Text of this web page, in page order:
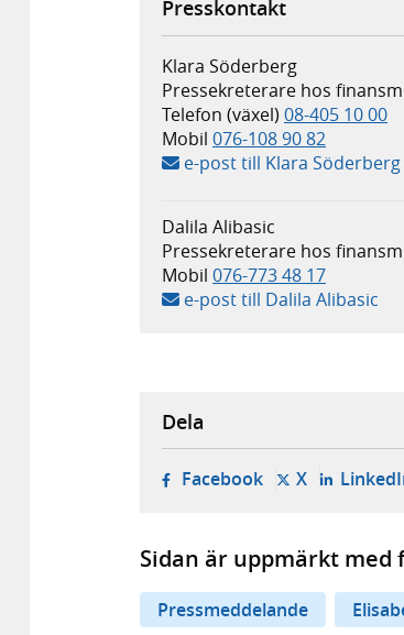
Presskontakt
Klara Söderberg
Pressekreterare hos
Telefon (växel) 08-405 10 00
Mobil 076-108 90 82
e-post till Klara Söderberg
Dalila Alibasic
Pressekreterare hos
Mobil 076-773 48 17
e-post till Dalila Alibasic
Dela
Facebook- öppnas i ny
X- öppnas i
Sidan är uppmärkt
Pressmeddelande